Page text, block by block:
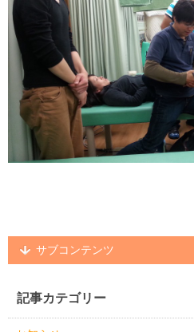
サブコンテンツ
記事カテゴリー